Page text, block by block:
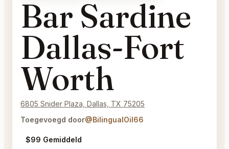
Bar Sardine
Dallas-Fort
Worth
6805 Snider Plaza, Dallas, TX 75205
Toegevoegd door@BilingualOil66
$99 Gemiddeld